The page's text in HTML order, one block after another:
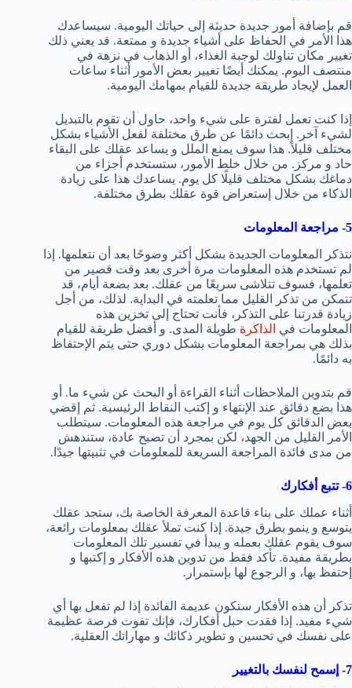
قم بإضافة أمور جديدة حديثة إلى حياتك اليومية. سيساعدك
هذا الأمر في الحفاظ على أشياء جديدة و ممتعة. قد يعني ذلك
تغيير مكان تناولك لوجبة الغذاء، أو الذهاب في نزهة في
منتصف اليوم. يمكنك أيضًا تغيير بعض الأمور أثناء ساعات
العمل لإيجاد طريقة جديدة للقيام بمهامك اليومية.
إذا كنت تعمل لفترة على شيء واحد، حاول أن تقوم بالتبديل
لشيء آخر. إبحث دائمًا عن طرق مختلفة لفعل الأشياء بشكل
مختلف قليلاً. هذا سوف يمنع الملل و يساعد عقلك على البقاء
حاد و مركز. من خلال خلط الأمور، ستستخدم أجزاء من
دماغك بشكل مختلف قليلًا كل يوم. يساعدك هذا على زيادة
الذكاء من خلال إستعراض قوة عقلك بطرق مختلفة.
5- مراجعة المعلومات
نتذكر المعلومات الجديدة بشكل أكثر وضوحًا بعد أن نتعلمها. إذا
لم تستخدم هذه المعلومات مرة أخرى بعد وقت قصير من
تعلمها، فسوف تتلاشى سريعًا من عقلك. بعد بضعة أيام، قد
تتمكن من تذكر القليل مما تعلمته في البداية. لذلك، من أجل
زيادة قدرتنا على التذكر، فأنت تحتاج إلى تخزين هذه
المعلومات في الذاكرة طويلة المدى. و أفضل طريقة للقيام
بذلك هي بمراجعة المعلومات بشكل دوري حتى يتم الإحتفاظ
به دائمًا.
قم بتدوين الملاحظات أثناء القراءة أو البحث عن شيء ما. أو
هذا بضع دقائق عند الإنتهاء و إكتب النقاط الرئيسية. ثم إقضي
بعض الدقائق كل يوم في مراجعة هذه المعلومات. سيتطلب
الأمر القليل من الجهد، لكن بمجرد أن تصبح عادة، ستندهش
من مدى فائدة المراجعة السريعة للمعلومات في تثبيتها جيدًا.
6- تتبع أفكارك
أثناء عملك على بناء قاعدة المعرفة الخاصة بك، ستجد عقلك
يتوسع و ينمو بطرق جيدة. إذا كنت تملأ عقلك بمعلومات رائعة،
سوف يقوم عقلك بعمله و يبدأ في تفسير تلك المعلومات
بطريقة مفيدة. تأكد فقط من تدوين هذه الأفكار و إكتبها و
إحتفظ بها، و الرجوع لها بإستمرار.
تذكر أن هذه الأفكار ستكون عديمة الفائدة إذا لم تفعل بها أي
شيء مفيد. إذا فقدت حبل أفكارك، فإنك تفوت فرصة عظيمة
على نفسك في تحسين و تطوير ذكائك و مهاراتك العقلية.
7- إسمح لنفسك بالتغيير